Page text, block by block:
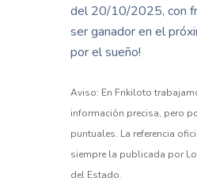
del 20/10/2025, con
ser ganador en el
por el sueño!
Aviso: En Frikiloto
información precisa, pero
puntuales. La referencia
siempre la publicada por
del Estado.